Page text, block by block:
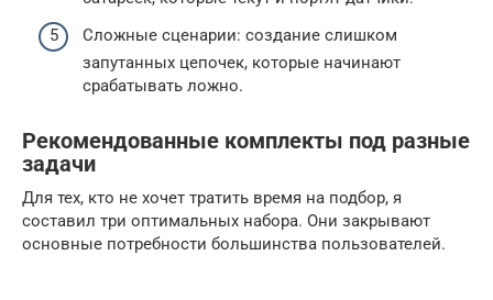
Сложные сценарии: создание слишком
запутанных цепочек, которые начинают
срабатывать ложно.
Рекомендованные комплекты под разные
задачи
Для тех, кто не хочет тратить время на подбор, я
составил три оптимальных набора. Они закрывают
основные потребности большинства пользователей.